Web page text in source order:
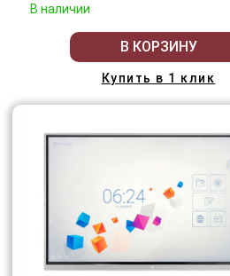
В наличии
В КОРЗИНУ
Купить в 1 клик